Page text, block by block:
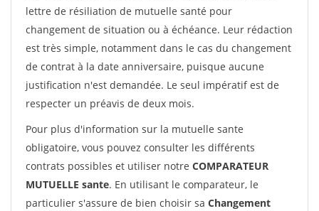
lettre de résiliation de mutuelle santé pour
changement de situation ou à échéance. Leur rédaction
est très simple, notamment dans le cas du changement
de contrat à la date anniversaire, puisque aucune
justification n'est demandée. Le seul impératif est de
respecter un préavis de deux mois.
Pour plus d'information sur la mutuelle sante
obligatoire, vous pouvez consulter les différents
contrats possibles et utiliser notre COMPARATEUR
MUTUELLE sante. En utilisant le comparateur, le
particulier s'assure de bien choisir sa Changement